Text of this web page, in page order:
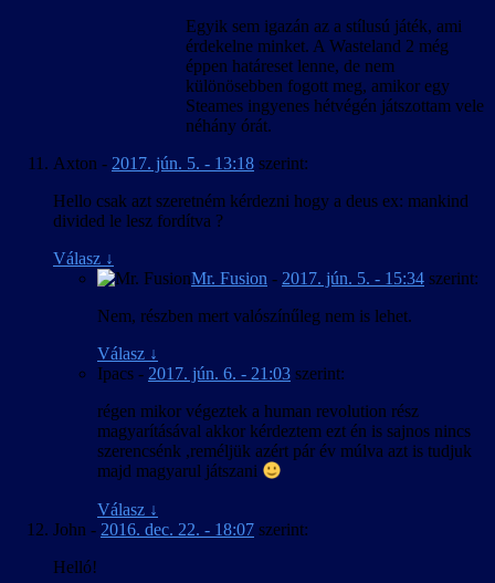
Egyik sem igazán az a stílusú játék, ami
érdekelne minket. A Wasteland 2 még
éppen határeset lenne, de nem
különösebben fogott meg, amikor egy
Steames ingyenes hétvégén játszottam vele
néhány órát.
Axton - 2017. jún. 5. - 13:18 szerint:
Hello csak azt szeretném kérdezni hogy a deus ex: mankind
divided le lesz fordítva ?
Válasz ↓
Mr. Fusion - 2017. jún. 5. - 15:34 szerint:
Nem, részben mert valószínűleg nem is lehet.
Válasz ↓
Ipacs - 2017. jún. 6. - 21:03 szerint:
régen mikor végeztek a human revolution rész
magyarításával akkor kérdeztem ezt én is sajnos nincs
szerencsénk ,reméljük azért pár év múlva azt is tudjuk
majd magyarul játszani
Válasz ↓
John - 2016. dec. 22. - 18:07 szerint:
Helló!